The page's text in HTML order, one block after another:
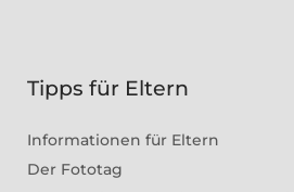
Tipps für Eltern
Informationen für Eltern
Der Fototag